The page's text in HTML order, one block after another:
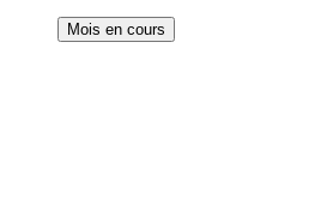
Mois en cours